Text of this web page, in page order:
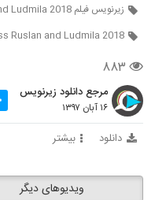
زیرنویس فیلم Stolen princess Ruslan and Ludmila 2018
Ruslan and Ludmila 2018
۸۸۳
مرجع دانلود زیرنویس
۱۶ آبان ۱۳۹۷
دانلود بیشتر
ویدیوهای دیگر